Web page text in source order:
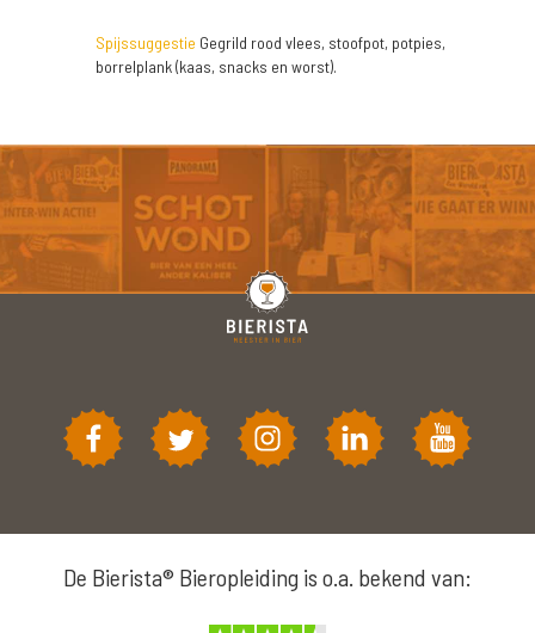
Spijssuggestie Gegrild rood vlees, stoofpot, potpies,
borrelplank (kaas, snacks en worst).
De Bierista® Bieropleiding is o.a. bekend van: